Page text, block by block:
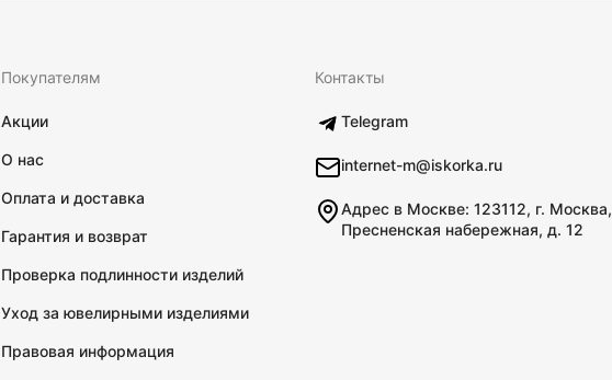
Покупателям
Акции
О нас
Оплата и доставка
Гарантия и возврат
Проверка подлинности изделий
Уход за ювелирными изделиями
Правовая информация
Контакты
Telegram
internet-m@iskorka.ru
Адрес в Москве: 123112, г. Москва,
Пресненская набережная, д. 12